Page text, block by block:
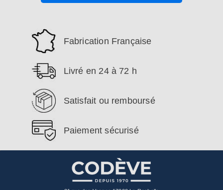
Fabrication Française
Livré en 24 à 72 h
Satisfait ou remboursé
Paiement sécurisé